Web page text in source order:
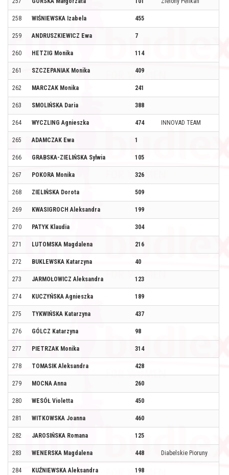
258 WIŚNIEWSKA Izabela 455
259 ANDRUSZKIEWICZ Ewa 7
260 HETZIG Monika 114
261 SZCZEPANIAK Monika 409
262 MARCZAK Monika 241
263 SMOLIŃSKA Daria 388
264 WYCZLING Agnieszka 474 INNOVAD TEAM
265 ADAMCZAK Ewa 1
266 GRABSKA-ZIELIŃSKA Sylwia 105
267 POKORA Monika 326
268 ZIELIŃSKA Dorota 509
269 KWASIGROCH Aleksandra 199
270 PATYK Klaudia 304
271 LUTOMSKA Magdalena 216
272 BUKLEWSKA Katarzyna 40
273 JARMOŁOWICZ Aleksandra 123
274 KUCZYŃSKA Agnieszka 189
275 TYKWIŃSKA Katarzyna 437
276 GÓLCZ Katarzyna 98
277 PIETRZAK Monika 314
278 TOMASIK Aleksandra 428
279 MOCNA Anna 260
280 WESÓŁ Violetta 450
281 WITKOWSKA Joanna 460
282 JAROSIŃSKA Romana 125
283 WENERSKA Magdalena 448 Diabelskie Pioruny
284 KUŹNIEWSKA Aleksandra 198